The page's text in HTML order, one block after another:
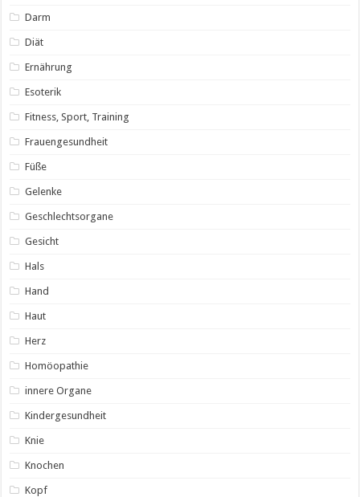
Darm
Diät
Ernährung
Esoterik
Fitness, Sport, Training
Frauengesundheit
Füße
Gelenke
Geschlechtsorgane
Gesicht
Hals
Hand
Haut
Herz
Homöopathie
innere Organe
Kindergesundheit
Knie
Knochen
Kopf